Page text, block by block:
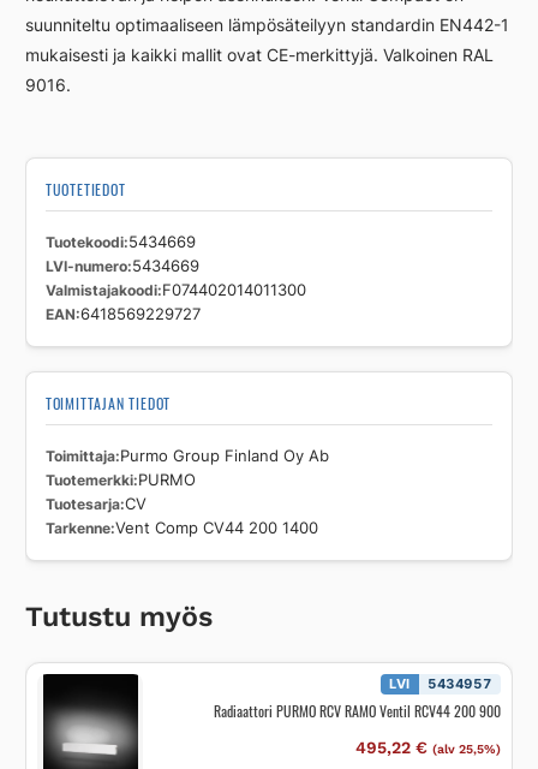
suunniteltu optimaaliseen lämpösäteilyyn standardin EN442-1
mukaisesti ja kaikki mallit ovat CE-merkittyjä. Valkoinen RAL
9016.
TUOTETIEDOT
Tuotekoodi 5434669
LVI-numero 5434669
Valmistajakoodi F074402014011300
EAN 6418569229727
TOIMITTAJAN TIEDOT
Toimittaja Purmo Group Finland Oy Ab
Tuotemerkki PURMO
Tuotesarja CV
Tarkenne Vent Comp CV44 200 1400
Tutustu myös
LVI 5434957
Radiaattori PURMO RCV RAMO Ventil RCV44 200 900
495,22 € (alv 25,5%)